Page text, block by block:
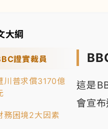
大綱
證實裁員
川普求償3170億
務困境2大因素
這是
會宣